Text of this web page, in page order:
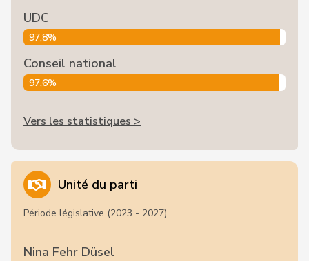
UDC
97,8%
Conseil national
97,6%
Vers les statistiques >
Unité du parti
Période législative (2023 - 2027)
Nina Fehr Düsel